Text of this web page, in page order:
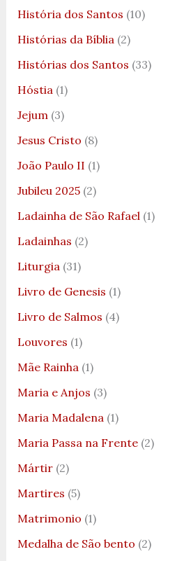
História dos Santos (10)
Histórias da Bíblia(2)
Histórias dos Santos (33)
Hóstia(1)
Jejum(3)
Jesus Cristo (8)
João Paulo II (1)
Jubileu 2025(2)
Ladainha de São Rafael(1)
Ladainhas (2)
Liturgia(31)
Livro de Genesis (1)
Livro de Salmos (4)
Louvores (1)
Mãe Rainha(1)
Maria e Anjos (3)
Maria Madalena(1)
Maria Passa na Frente(2)
Mártir(2)
Martires (5)
Matrimonio (1)
Medalha de São bento (2)